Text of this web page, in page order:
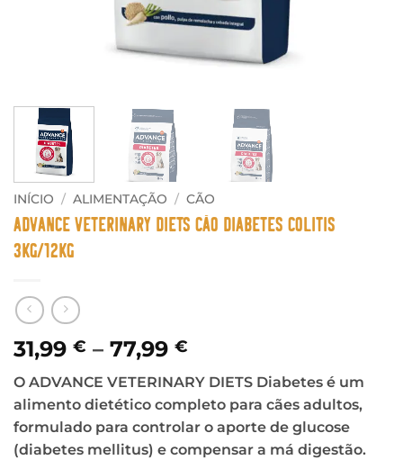
INÍCIO / ALIMENTAÇÃO / CÃO
Advance Veterinary Diets Cão Diabetes Colitis
3Kg/12Kg
31,99 € – 77,99 €
range:
31,99 €
through
77,99 €
O ADVANCE VETERINARY DIETS Diabetes é um
alimento dietético completo para cães adultos,
formulado para controlar o aporte de glucose
(diabetes mellitus) e compensar a má digestão.